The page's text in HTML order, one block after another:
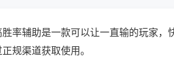
率辅助是一款可以让一直输的玩家，
规渠道获取使用。